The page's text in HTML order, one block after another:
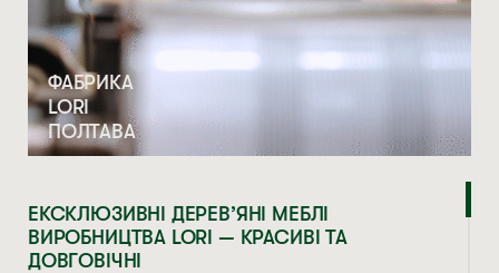
ФАБРИКА
LORI
ПОЛТАВА
ЕКСКЛЮЗИВНІ ДЕРЕВ’ЯНІ МЕБЛІ
ВИРОБНИЦТВА LORI — КРАСИВІ ТА
ДОВГОВІЧНІ